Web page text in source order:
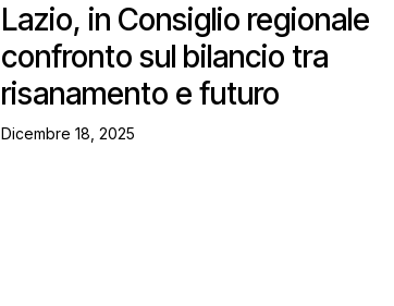
Lazio, in Consiglio regionale
confronto sul bilancio tra
risanamento e futuro
Dicembre 18, 2025